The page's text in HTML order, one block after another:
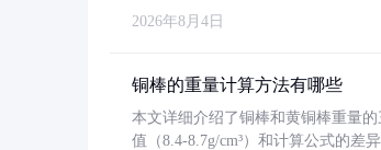
2026年8月4日
铜棒的重量计算方法有哪些
本文详细介绍了铜棒和黄铜棒重量
值（8.4-8.7g/cm³）和计算公式的差